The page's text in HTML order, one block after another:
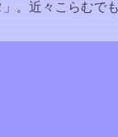
。近々こらむで